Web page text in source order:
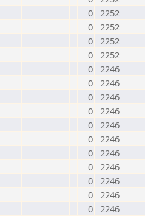
0 2252
0 2252
0 2252
0 2252
0 2246
0 2246
0 2246
0 2246
0 2246
0 2246
0 2246
0 2246
0 2246
0 2246
0 2246